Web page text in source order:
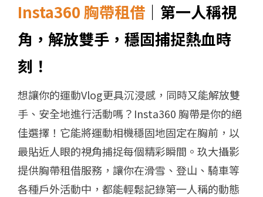
Insta360 胸帶租借 ｜第一人稱視
角，解放雙手，穩固捕捉熱血時
刻！
想讓你的運動Vlog更具沉浸感，同時又能解放雙
手、安全地進行活動嗎？Insta360 胸帶是你的絕
佳選擇！它能將運動相機穩固地固定在胸前，以
最貼近人眼的視角捕捉每個精彩瞬間。玖大攝影
提供胸帶租借服務，讓你在滑雪、登山、騎車等
各種戶外活動中，都能輕鬆記錄第一人稱的動態